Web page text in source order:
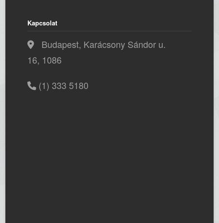
Kapcsolat
Budapest, Karácsony Sándor u.
16, 1086
(1) 333 5180